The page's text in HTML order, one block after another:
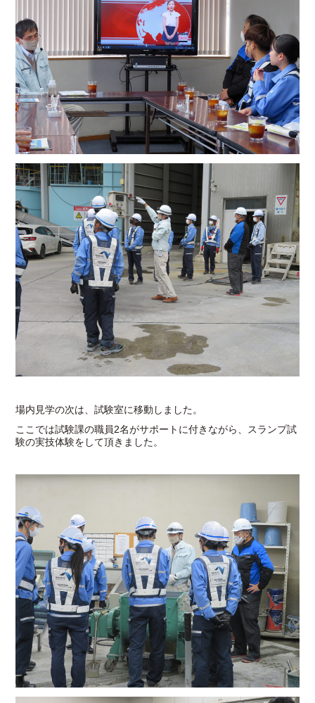
場内見学の次は、試験室に移動しました。
ここでは試験課の職員2名がサポートに付きながら、スランプ試
験の実技体験をして頂きました。